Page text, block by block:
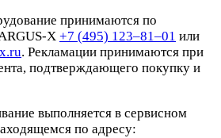
принимаются по
X +7 (495) 123–81–01 или
. Рекламации принимаются при
подтверждающего покупку и
выполняется в сервисном
по адресу: